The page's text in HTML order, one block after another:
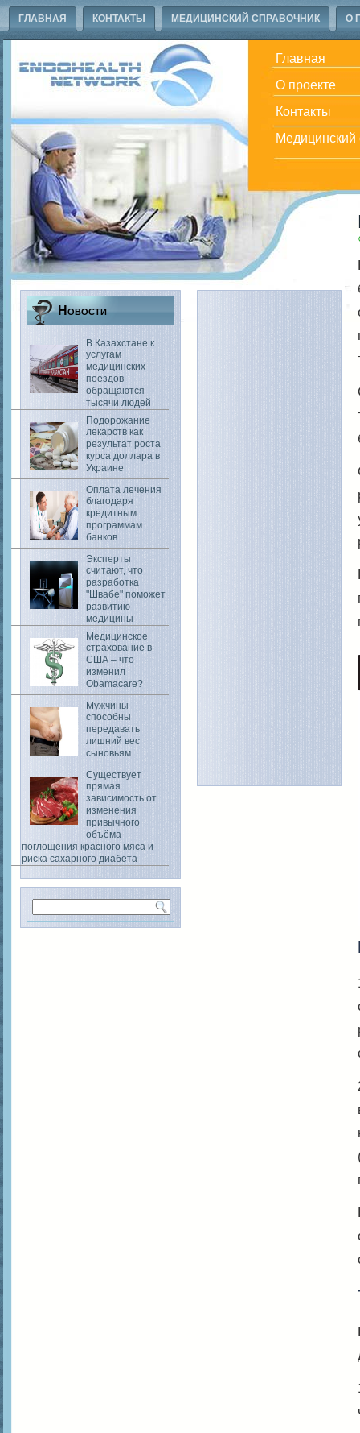
ГЛАВНАЯ КОНТАКТЫ МЕДИЦИНСКИЙ СПРАВОЧНИК О
Главная
О проекте
Контакты
Медицинский
Новости
В Казахстане к
услугам
медицинских
поездов
обращаются
тысячи людей
Подорожание
лекарств как
результат роста
курса доллара в
Украине
Оплата лечения
благодаря
кредитным
программам
банков
Эксперты
считают, что
разработка
"Швабе" поможет
развитию
медицины
Медицинское
страхование в
США – что
изменил
Obamacare?
Мужчины
способны
передавать
лишний вес
сыновьям
Существует
прямая
зависимость от
изменения
привычного
объёма
поглощения красного мяса и
риска сахарного диабета